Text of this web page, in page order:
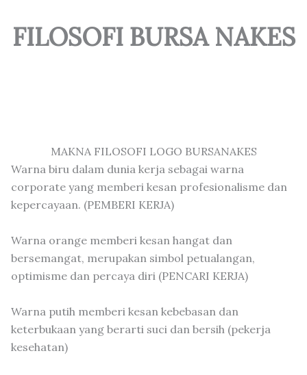
FILOSOFI BURSA NAKES
MAKNA FILOSOFI LOGO BURSANAKES
Warna biru dalam dunia kerja sebagai warna
corporate yang memberi kesan profesionalisme dan
kepercayaan. (PEMBERI KERJA)
Warna orange memberi kesan hangat dan
bersemangat, merupakan simbol petualangan,
optimisme dan percaya diri (PENCARI KERJA)
Warna putih memberi kesan kebebasan dan
keterbukaan yang berarti suci dan bersih (pekerja
kesehatan)